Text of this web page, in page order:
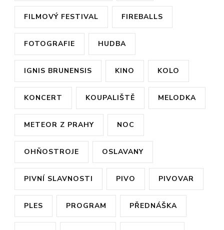
FILMOVÝ FESTIVAL FIREBALLS
FOTOGRAFIE HUDBA
IGNIS BRUNENSIS KINO KOLO
KONCERT KOUPALIŠTĚ MELODKA
METEOR Z PRAHY NOC
OHŇOSTROJE OSLAVANY
PIVNÍ SLAVNOSTI PIVO PIVOVAR
PLES PROGRAM PŘEDNÁŠKA